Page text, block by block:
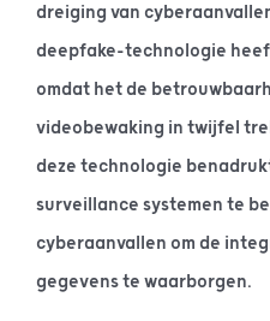
dreiging van
deepfake-technologie
omdat het de
videobewaking in twijfel
deze technologie
surveillance systemen te
cyberaanvallen om de
gegevens te waarborgen.